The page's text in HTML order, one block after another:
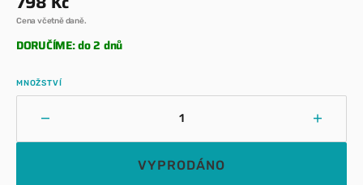
cena
Cena včetně daně.
DORUČÍME: do 2 dnů
MNOŽSTVÍ
množství
Zvýšit
VYPRODÁNO